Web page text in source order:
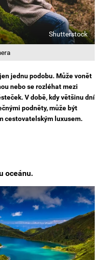
Shutterstock
jednu podobu. Může vonět
nebo se rozléhat mezi
V době, kdy většinu dní
podněty, může být
cestovatelským luxusem.
oceánu.